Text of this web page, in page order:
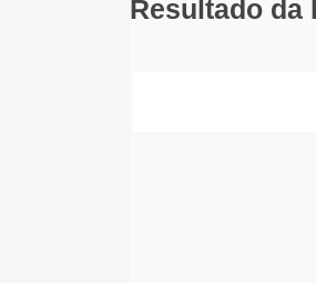
Resultado da